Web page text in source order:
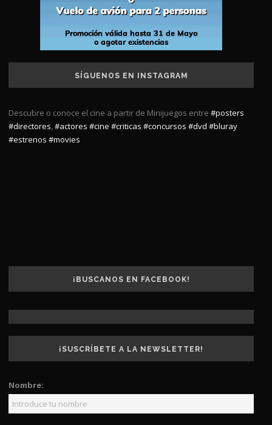
SÍGUENOS EN INSTAGRAM
Descubre o conoce el cine a partir de Minijuegos entre #posters
#directores,#actores #cine #criticas #concursos #dvd #bluray
#estrenos #movies
¡BUSCANOS EN FACEBOOK!
¡SUSCRÍBETE A LA NEWSLETTER!
Nombre: